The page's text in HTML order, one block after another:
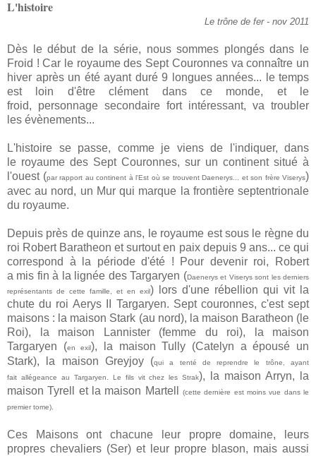
L'histoire
Le trône de fer - nov 2011
Dès le début de la série, nous sommes plongés dans le
Froid ! Car le royaume des Sept Couronnes va connaître un
hiver après un été ayant duré 9 longues années... le temps
est loin d'être clément dans ce monde, et le
froid, personnage secondaire fort intéressant, va troubler
les évènements...
L'histoire se passe, comme je viens de l'indiquer, dans
le royaume des Sept Couronnes, sur un continent situé à
l'ouest (par rapport au continent à l'Est où se trouvent Daenerys... et son frère Viserys)
avec au nord, un Murqui marque la frontière septentrionale
du royaume.
Depuis près de quinze ans, le royaume est sous le règne du
roi Robert Baratheon et surtout en paix depuis 9 ans... ce qui
correspond à la période d'été ! Pour devenir roi, Robert
a mis fin à la lignée desTargaryen (Daenerys et Viserys sont les derniers
représentants de cette famille, et en exil) lors d'une rébellion qui vit la
chute du roiAerys II Targaryen. Sept couronnes, c'est sept
maisons : la maison Stark (au nord), la maison Baratheon (le
Roi), la maison Lannister (femme du roi), la maison
Targaryen (en exil), la maison Tully (Catelyn a épousé un
Stark), la maison Greyjoy (qui a tenté de reprendre le trône, ayant
fait allégeance au Targaryen. Le fils vit chez les Strak), la maison Arryn, la
maison Tyrell et la maison Martell
(cette dernière est moins vue dans le
premier tome).
Ces Maisons ont chacune leur propre domaine, leurs
propres chevaliers (Ser) et leur propre blason, mais aussi